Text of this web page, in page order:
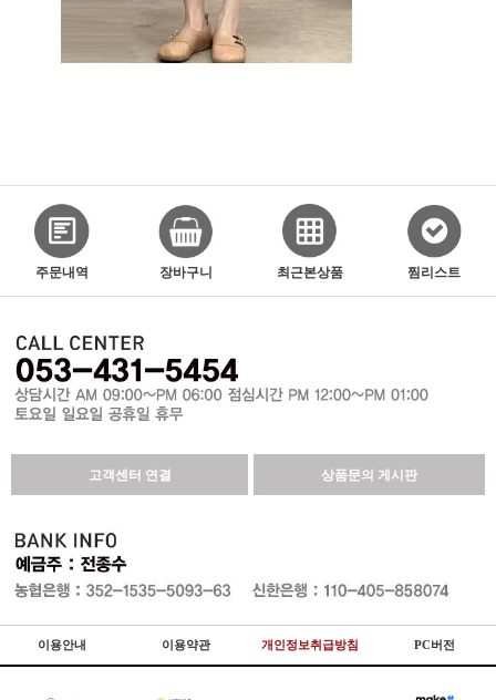
주문내역 장바구니 최근본상품 찜리스트
고객센터 연결 상품문의 게시판
이용안내 이용약관 개인정보취급방침 PC버전